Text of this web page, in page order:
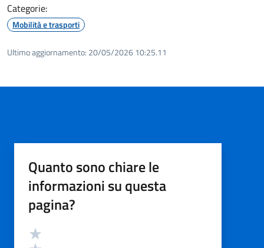
Categorie:
Mobilità e trasporti
Ultimo aggiornamento: 20/05/2026 10:25.11
Quanto sono chiare le
informazioni su questa
pagina?
Valutazione